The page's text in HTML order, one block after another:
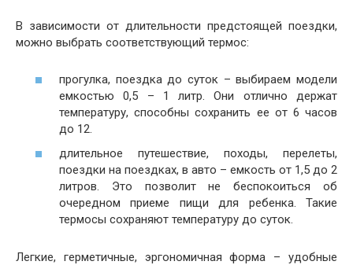
В зависимости от длительности предстоящей поездки,
можно выбрать соответствующий термос:
прогулка, поездка до суток – выбираем модели
емкостью 0,5 – 1 литр. Они отлично держат
температуру, способны сохранить ее от 6 часов
до 12.
длительное путешествие, походы, перелеты,
поездки на поездках, в авто – емкость от 1,5 до 2
литров. Это позволит не беспокоиться об
очередном приеме пищи для ребенка. Такие
термосы сохраняют температуру до суток.
Легкие, герметичные, эргономичная форма – удобные